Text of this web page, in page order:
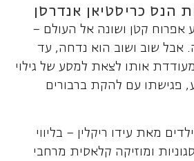
הנס כריסטיאן אנדרסן
אפרוח קטן ושונה אל העולם –
אבל שוב ושוב הוא נדחה, עד
אותו לצאת למסע של גילוי
פגישתו עם להקת ברבורים
מאת עידו ריקלין – בליווי
ומוזיקה קלאסית מרחבי